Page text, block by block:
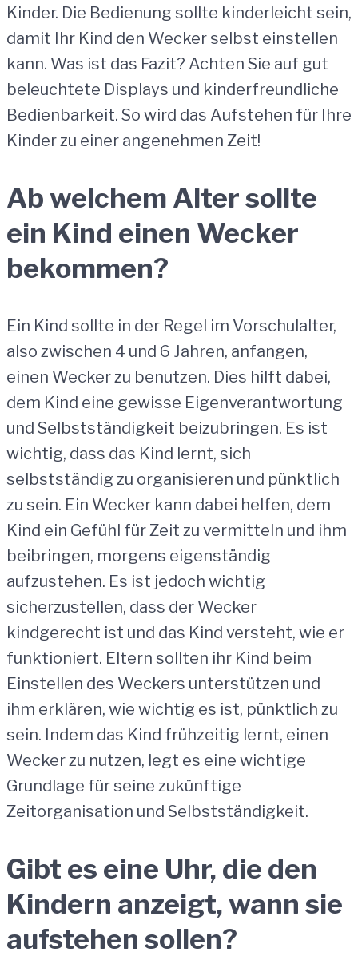
Kinder. Die Bedienung sollte kinderleicht sein,
damit Ihr Kind den Wecker selbst einstellen
kann. Was ist das Fazit? Achten Sie auf gut
beleuchtete Displays und kinderfreundliche
Bedienbarkeit. So wird das Aufstehen für Ihre
Kinder zu einer angenehmen Zeit!
Ab welchem ​​Alter sollte
ein Kind einen Wecker
bekommen?
Ein Kind sollte in der Regel im Vorschulalter,
also zwischen 4 und 6 Jahren, anfangen,
einen Wecker zu benutzen. Dies hilft dabei,
dem Kind eine gewisse Eigenverantwortung
und Selbstständigkeit beizubringen. Es ist
wichtig, dass das Kind lernt, sich
selbstständig zu organisieren und pünktlich
zu sein. Ein Wecker kann dabei helfen, dem
Kind ein Gefühl für Zeit zu vermitteln und ihm
beibringen, morgens eigenständig
aufzustehen. Es ist jedoch wichtig
sicherzustellen, dass der Wecker
kindgerecht ist und das Kind versteht, wie er
funktioniert. Eltern sollten ihr Kind beim
Einstellen des Weckers unterstützen und
ihm erklären, wie wichtig es ist, pünktlich zu
sein. Indem das Kind frühzeitig lernt, einen
Wecker zu nutzen, legt es eine wichtige
Grundlage für seine zukünftige
Zeitorganisation und Selbstständigkeit.
Gibt es eine Uhr, die den
Kindern anzeigt, wann sie
aufstehen sollen?